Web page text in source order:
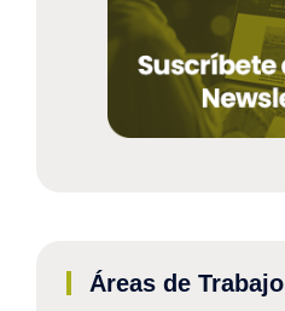
Áreas de Trabajo